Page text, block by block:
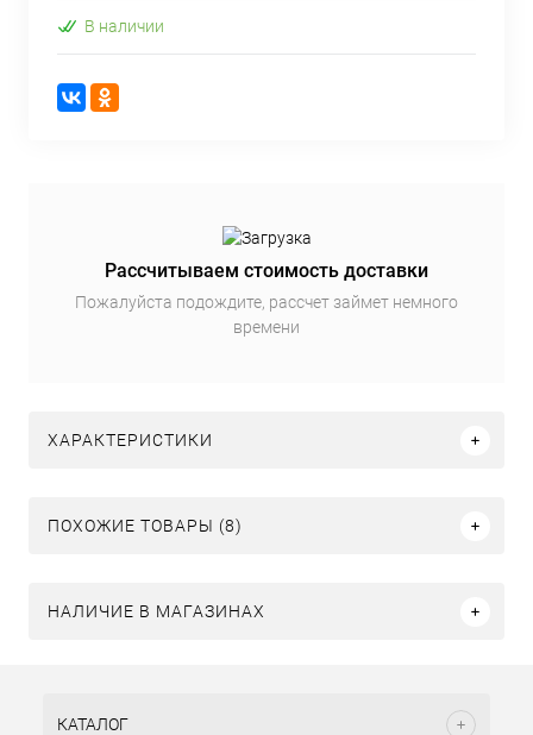
В наличии
Рассчитываем стоимость доставки
Пожалуйста подождите, рассчет займет немного
времени
ХАРАКТЕРИСТИКИ
ПОХОЖИЕ ТОВАРЫ (8)
НАЛИЧИЕ В МАГАЗИНАХ
КАТАЛОГ